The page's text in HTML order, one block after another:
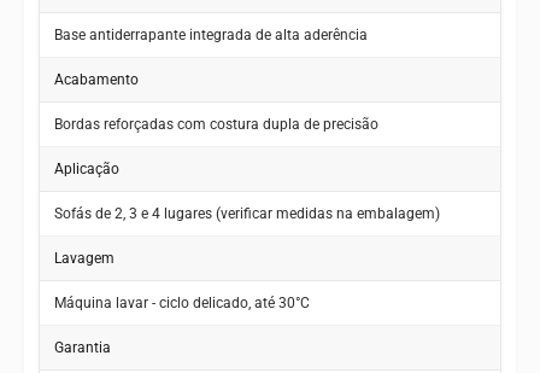
Base antiderrapante integrada de alta aderência
Acabamento
Bordas reforçadas com costura dupla de precisão
Aplicação
Sofás de 2, 3 e 4 lugares (verificar medidas na embalagem)
Lavagem
Máquina lavar - ciclo delicado, até 30°C
Garantia